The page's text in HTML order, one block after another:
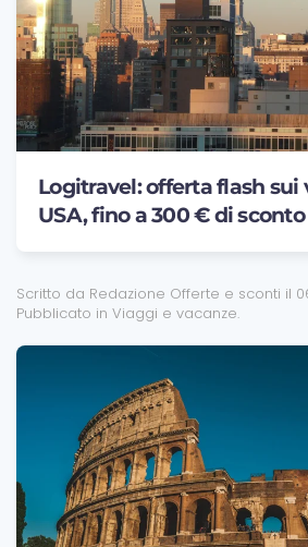
Logitravel: offerta flash sui
USA, fino a 300 € di sconto
Scritto da Redazione Offerte e sconti il
Pubblicato in Viaggi e vacanze.